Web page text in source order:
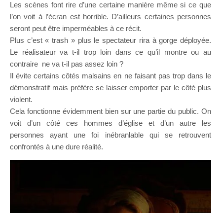
Les scènes font rire d’une certaine manière même si ce que
l’on voit à l’écran est horrible. D’ailleurs certaines personnes
seront peut être imperméables à ce récit.
Plus c’est « trash » plus le spectateur rira à gorge déployée.
Le réalisateur va t-il trop loin dans ce qu’il montre ou au
contraire ne va t-il pas assez loin ?
Il évite certains côtés malsains en ne faisant pas trop dans le
démonstratif mais préfère se laisser emporter par le côté plus
violent.
Cela fonctionne évidemment bien sur une partie du public. On
voit d’un côté ces hommes d’église et d’un autre les
personnes ayant une foi inébranlable qui se retrouvent
confrontés à une dure réalité.